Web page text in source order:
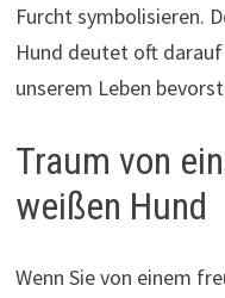
Furcht symbolisieren.
Hund deutet oft
unserem Leben
Traum von
weißen Hund
Wenn Sie von einem